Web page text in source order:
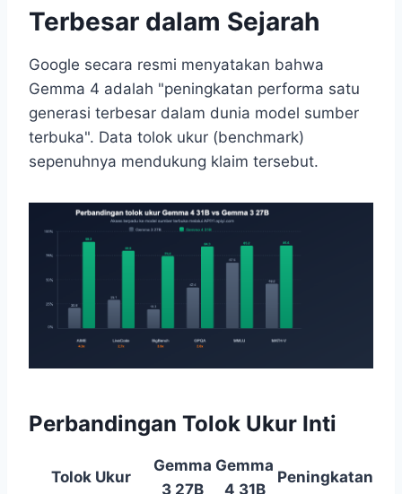
Terbesar dalam Sejarah
Google secara resmi menyatakan bahwa
Gemma 4 adalah "peningkatan performa satu
generasi terbesar dalam dunia model sumber
terbuka". Data tolok ukur (benchmark)
sepenuhnya mendukung klaim tersebut.
Perbandingan Tolok Ukur Inti
Tolok Ukur
Gemma
3 27B
Gemma
4 31B
Peningkatan